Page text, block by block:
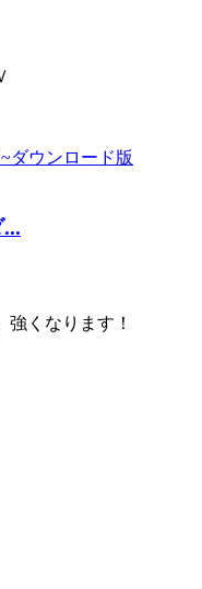
くなります！